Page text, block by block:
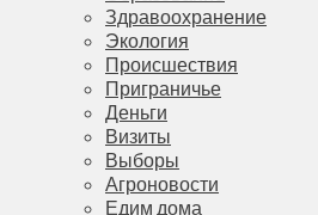
Здравоохранение
Экология
Происшествия
Приграничье
Деньги
Визиты
Выборы
Агроновости
Едим дома